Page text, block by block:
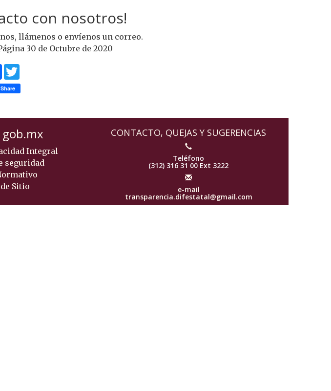
con nosotros!
llámenos o envíenos un correo.
30 de Octubre de 2020
Facebook
Share
gob.mx
Integral
seguridad
Sitio
CONTACTO, QUEJAS Y SUGERENCIAS
Teléfono
(312) 316 31 00 Ext 3222
e-mail
transparencia.difestatal@gmail.com